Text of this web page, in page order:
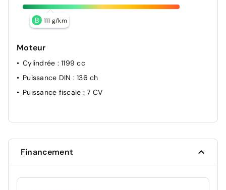
B 111 g/km
Moteur
Cylindrée : 1199 cc
Puissance DIN : 136 ch
Puissance fiscale : 7 CV
Financement